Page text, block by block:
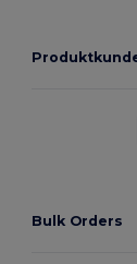
Bulk Orders